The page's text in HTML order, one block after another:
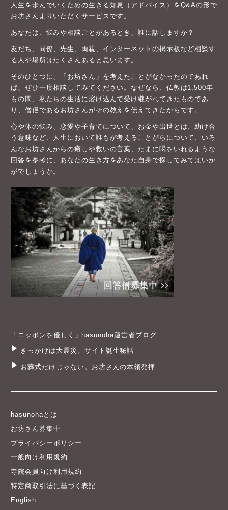
人生を歩んでいくための生きる知恵（アドバイス）をQ&Aの形で
お坊さんよりいただくサービスです。
あなたは、悩みや相談ごとがあるとき、誰に話しますか？
友だち、同僚、先生、両親、インターネットの掲示板など相談す
る人や場所はたくさんあると思います。
そのひとつに、「お坊さん」を考えたことがなかったのであれ
ば、ぜひ一度相談してみてください。なぜなら、仏教は1,500年
もの間、私たちの生活に溶け込んで受け継がれてきたものであ
り、僧侶であるお坊さんがその教えを伝えてきたからです。
心や体の悩み、恋愛や子育てについて、お金や出世とは、助け合
う意味など、人生において誰もが考えることがらについて、いろ
んなお坊さんからの癒しや救いの言葉、たまに喝をいれるような
回答を参考に、あなたの生き方をあなた自身で探してみてはいか
がでしょうか。
「ニッポンを優しく」hasunoha運営者ブログ
きっかけは大震災。サイト誕生秘話
お葬式だけじゃない。お坊さんの本領発揮
hasunohaとは
お坊さん募集中
プライバシーポリシー
一般向け利用規約
寺院会員向け利用規約
特定商取引法に基づく表記
English